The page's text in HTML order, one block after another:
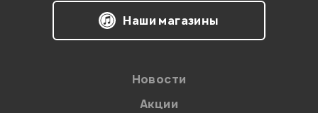
Наши магазины
Новости
Акции